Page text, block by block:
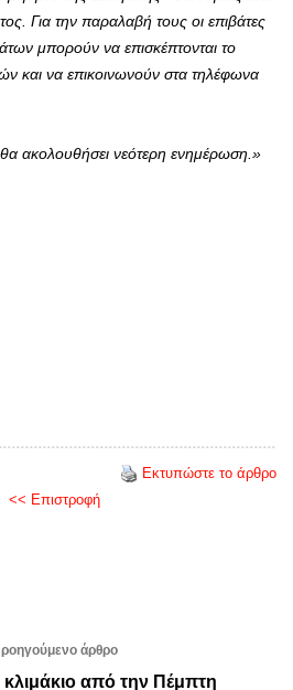
Για την παραλαβή τους οι επιβάτες
μπορούν να επισκέπτονται το
και να επικοινωνούν στα τηλέφωνα
θα ακολουθήσει νεότερη ενημέρωση.»
Εκτυπώστε το άρθρο
<< Επιστροφή
άρθρο
κλιμάκιο από την Πέμπτη